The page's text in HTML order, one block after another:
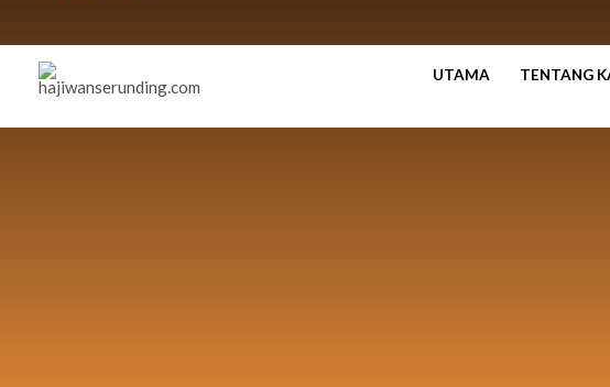
UTAMA TENTANG